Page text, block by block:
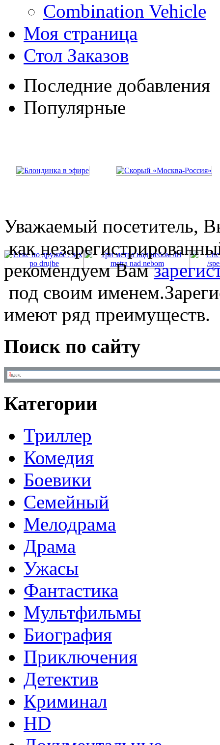
Combination Vehicle
Моя страница
Стол Заказов
Последние добавления
Популярные
Уважаемый посетитель,
как
рекомендуем Вам
под своим
имеют ряд преимуществ.
Поиск по сайту
Категории
Триллер
Комедия
Боевики
Семейный
Мелодрама
Драма
Ужасы
Фантастика
Мультфильмы
Биография
Приключения
Детектив
Криминал
HD